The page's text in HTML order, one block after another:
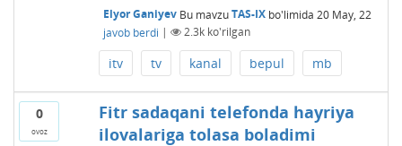
Elyor Ganiyev Bu mavzuTAS-IXbo'limida 20 May, 22
javob berdi | 2.3kko'rilgan
itv tv kanal bepul mb
0
ovoz
Fitr sadaqani telefonda hayriya
ilovalariga tolasa boladimi